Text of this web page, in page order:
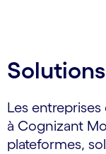
Solutions
Les
à Cognizant
plateformes,